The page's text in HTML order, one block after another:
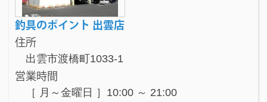
釣具のポイント 出雲店
住所
出雲市渡橋町1033-1
営業時間
［ 月～金曜日 ］10:00 ～ 21:00